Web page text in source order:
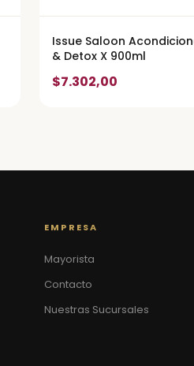
Issue Saloon
& Detox X 900ml
$7.302,00
EMPRESA
Mayorista
Contacto
Nuestras Sucursales